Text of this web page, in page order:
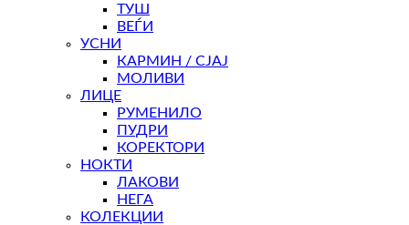
ТУШ
ВЕЃИ
УСНИ
КАРМИН / СЈАЈ
МОЛИВИ
ЛИЦЕ
РУМЕНИЛО
ПУДРИ
КОРЕКТОРИ
НОКТИ
ЛАКОВИ
НЕГА
КОЛЕКЦИИ